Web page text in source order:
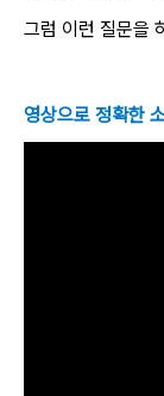
그럼 이런 질문을
영상으로 정확한